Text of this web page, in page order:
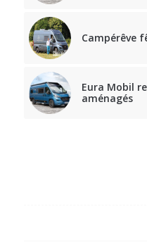
Campérêve
Eura Mobil
aménagés